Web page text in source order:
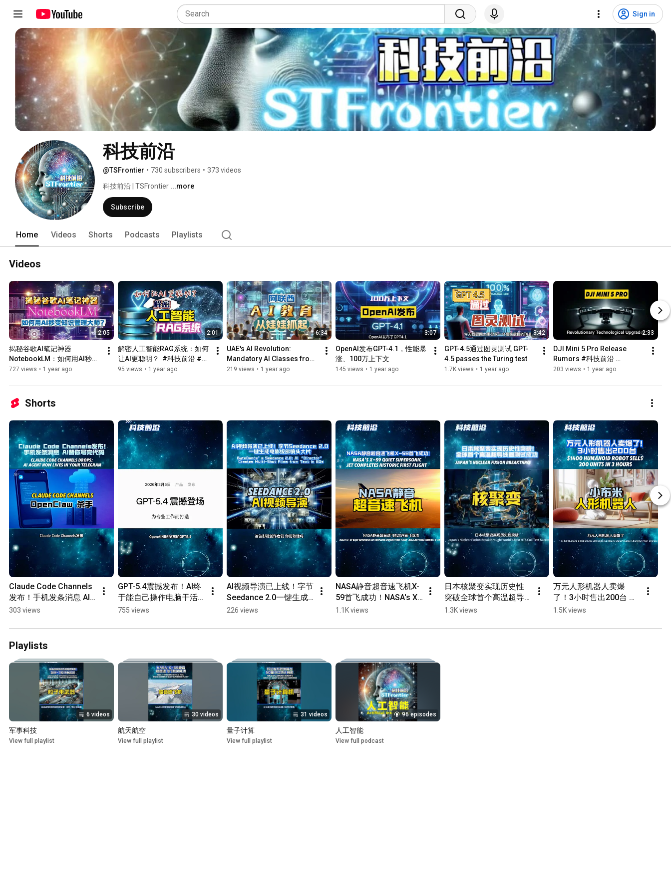
Sign in
科技前沿
@TSFrontier • 730 subscribers • 373 videos
科技前沿 | TSFrontier ...more
Subscribe
Home Videos Shorts Podcasts Playlists
Videos
2:05
揭秘谷歌AI笔记神器
NotebookLM：如何用AI秒变
知识管理大师？  #科技前沿
管理 #智能笔记工具
#GoogleNotebookLM
727 views • 1 year ago
2:01
解密人工智能RAG系统：如何
让AI更聪明？  #科技前沿 #人
工智能 #RAG
95 views • 1 year ago
6:34
UAE's AI Revolution:
Mandatory AI Classes from
Kindergarten - Can the
219 views • 1 year ago
3:07
OpenAI发布GPT-4.1，性能暴
涨、100万上下文
145 views • 1 year ago
3:42
GPT-4.5通过图灵测试 GPT-
4.5 passes the Turing test
1.7K views • 1 year ago
2:33
DJI Mini 5 Pro Release
Rumors #科技前沿
#djidrone #大疆无人机
203 views • 1 year ago
Shorts
Claude Code Channels
发布！手机发条消息 AI
替你写完代码#科技前沿
#Anthropic #AI智能体
#ClaudeChannels
303 views
GPT-5.4震撼发布！AI终
于能自己操作电脑干活
的“打工人”来了GPT-5.4
#GPT54 #AI智能体 #原
755 views
AI视频导演已上线！字节
Seedance 2.0一键生成
电影级多镜头大片
2.0 #科技前沿 #AI视频
226 views
NASA静音超音速飞机X-
59首飞成功！NASA's X-
59 Jet Historic First
速飞机 #NASA
1.1K views
日本核聚变实现历史性
突破全球首个高温超导
线圈测试成功Japan's
Breakthrough #科技前
1.3K views
万元人形机器人卖爆
了！3小时售出200台
$1400 Humanoid Robot
Hours #科技前沿 #人形
1.5K views
Playlists
6 videos
军事科技
View full playlist
30 videos
航天航空
View full playlist
31 videos
量子计算
View full playlist
96 episodes
人工智能
View full podcast